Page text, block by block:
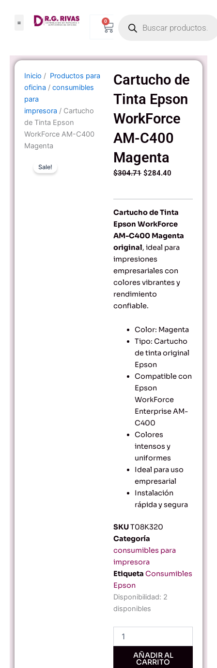
0
Carrito
search
Inicio / Productos para
oficina / consumibles
para
impresora / Cartucho
de Tinta Epson
WorkForce AM-C400
Magenta
Sale!
Cartucho de
Tinta Epson
WorkForce
AM-C400
Magenta
$304.71 Original
$304.71.
$284.40
$284.40.
Cartucho de Tinta
Epson WorkForce
AM-C400 Magenta
original, ideal para
impresiones
empresariales con
colores vibrantes y
rendimiento
confiable.
Color: Magenta
Tipo: Cartucho
de tinta original
Epson
Compatible con
Epson
WorkForce
Enterprise AM-
C400
Colores
intensos y
uniformes
Ideal para uso
empresarial
Instalación
rápida y segura
SKUT08K320
Categoría
consumibles para
impresora
Etiqueta Consumibles
Epson
Disponibilidad: 2
disponibles
Cartucho
de
Tinta
WorkForce
AM-
Magenta
AÑADIR AL
CARRITO